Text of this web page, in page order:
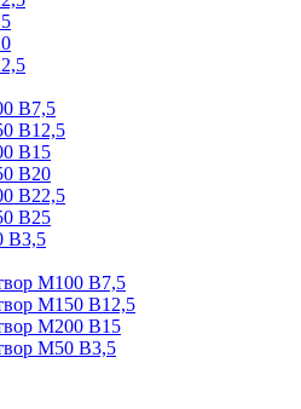
В7,5
В12,5
В15
В20
В22,5
В25
В3,5
М100 В7,5
М150 В12,5
М200 В15
М50 В3,5